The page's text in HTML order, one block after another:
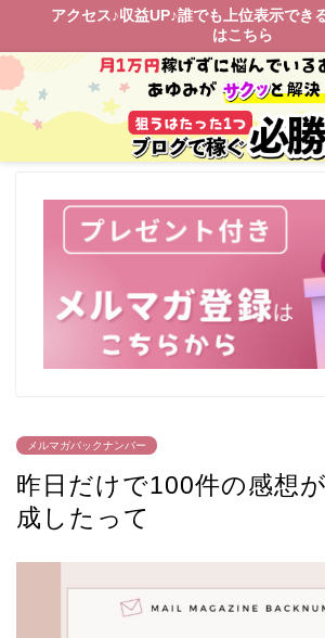
アクセス♪収益UP♪誰でも上位表示でき
はこちら
メルマガバックナンバー
昨日だけで100件の感想
成したって